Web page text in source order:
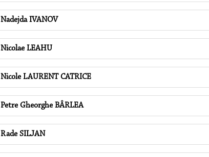
Nadejda IVANOV
Nicolae LEAHU
Nicole LAURENT CATRICE
Petre Gheorghe BÂRLEA
Rade SILJAN